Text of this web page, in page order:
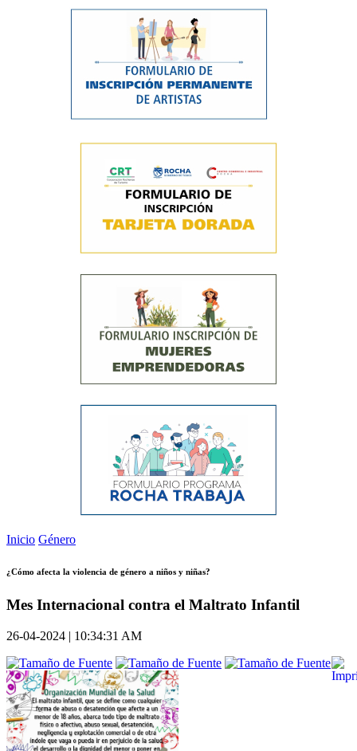
Inicio Género
¿Cómo afecta la violencia de género a niños y niñas?
Mes Internacional contra el Maltrato Infantil
26-04-2024 | 10:34:31 AM